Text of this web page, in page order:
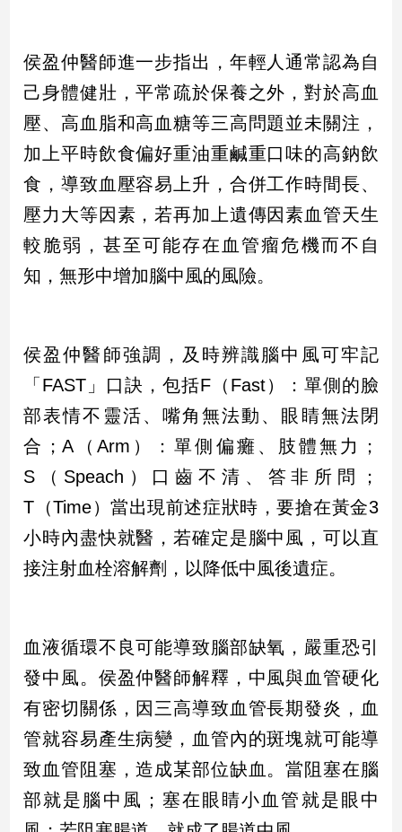
建
築/
室
設
計
旅
遊/
美
星
座/
費
健
康/
親
子/
情
藝
術
／
文
影
薦
科
技/
遊
戲
運
動
侯盈仲醫師進一步指出，年輕人通常認為自
己身體健壯，平常疏於保養之外，對於高血
壓、高血脂和高血糖等三高問題並未關注，
加上平時飲食偏好重油重鹹重口味的高鈉飲
食，導致血壓容易上升，合併工作時間長、
壓力大等因素，若再加上遺傳因素血管天生
較脆弱，甚至可能存在血管瘤危機而不自
知，無形中增加腦中風的風險。
侯盈仲醫師強調，及時辨識腦中風可牢記
「FAST」口訣，包括F（Fast）：單側的臉
部表情不靈活、嘴角無法動、眼睛無法閉
合；A（Arm）：單側偏癱、肢體無力；
S（Speach）口齒不清、答非所問；
T（Time）當出現前述症狀時，要搶在黃金3
小時內盡快就醫，若確定是腦中風，可以直
接注射血栓溶解劑，以降低中風後遺症。
血液循環不良可能導致腦部缺氧，嚴重恐引
發中風。侯盈仲醫師解釋，中風與血管硬化
有密切關係，因三高導致血管長期發炎，血
管就容易產生病變，血管內的斑塊就可能導
致血管阻塞，造成某部位缺血。當阻塞在腦
部就是腦中風；塞在眼睛小血管就是眼中